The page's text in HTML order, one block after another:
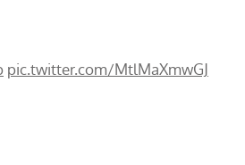
pic.twitter.com/MtlMaXmwGJ